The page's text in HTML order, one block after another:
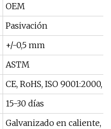
OEM
Pasivación
+/-0,5 mm
ASTM
CE, RoHS, ISO 9001:2000,
15-30 días
Galvanizado en caliente,